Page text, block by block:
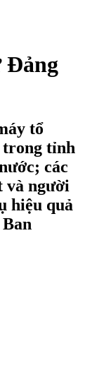
Đảng
tổ
tỉnh
các
và người
hiệu quả